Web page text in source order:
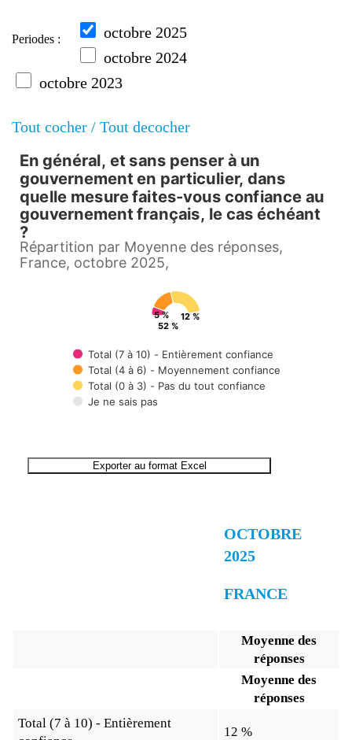
Periodes :
octobre 2025
octobre 2024
octobre 2023
Tout cocher / Tout decocher
En général, et sans penser à
Pie chart with 4 slices.
Répartition par Moyenne des réponses, France,
View as data table, En général, et sans penser à un gouvernement en
En général, et sans penser à un
gouvernement en particulier, dans
quelle mesure faites-vous confiance au
gouvernement français, le cas échéant
?
Répartition par Moyenne des réponses,
France, octobre 2025,
12 %
52 %
5 %
Total (7 à 10) - Entièrement confiance
Total (4 à 6) - Moyennement confiance
Total (0 à 3) - Pas du tout confiance
Je ne sais pas
End of interactive chart.
Exporter au format Excel
OCTOBRE
2025
FRANCE
Moyenne des
réponses
Moyenne des
réponses
Total (7 à 10) - Entièrement
12 %